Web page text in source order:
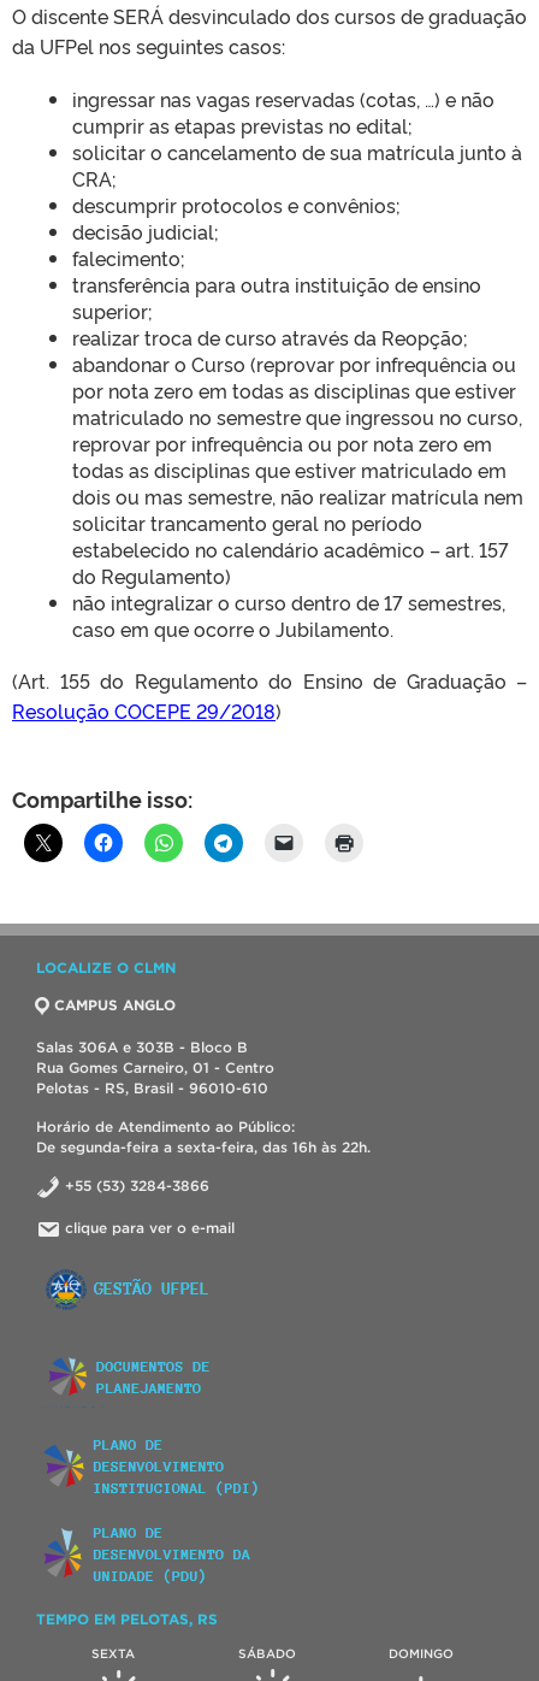
O discente SERÁ desvinculado dos cursos de graduação
da UFPel nos seguintes casos:
ingressar nas vagas reservadas (cotas, …) e não
cumprir as etapas previstas no edital;
solicitar o cancelamento de sua matrícula junto à
CRA;
descumprir protocolos e convênios;
decisão judicial;
falecimento;
transferência para outra instituição de ensino
superior;
realizar troca de curso através da Reopção;
abandonar o Curso (reprovar por infrequência ou
por nota zero em todas as disciplinas que estiver
matriculado no semestre que ingressou no curso,
reprovar por infrequência ou por nota zero em
todas as disciplinas que estiver matriculado em
dois ou mas semestre, não realizar matrícula nem
solicitar trancamento geral no período
estabelecido no calendário acadêmico – art. 157
do Regulamento)
não integralizar o curso dentro de 17 semestres,
caso em que ocorre o Jubilamento.
(Art. 155 do Regulamento do Ensino de Graduação –
Resolução COCEPE 29/2018)
Compartilhe isso:
LOCALIZE O CLMN
CAMPUS ANGLO
Salas 306A e 303B - Bloco B
Rua Gomes Carneiro, 01 - Centro
Pelotas - RS, Brasil - 96010-610
Horário de Atendimento ao Público:
De segunda-feira a sexta-feira, das 16h às 22h.
+55 (53) 3284-3866
clique para ver o e-mail
TEMPO EM PELOTAS, RS
SEXTA SÁBADO DOMINGO